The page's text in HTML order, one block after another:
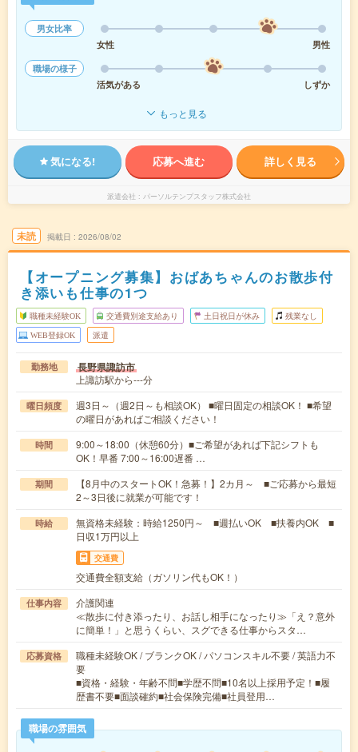
男女比率
女性
男性
職場の様子
活気がある
しずか
もっと見る
気になる! 応募へ進む 詳しく見る
派遣会社 パーソルテンプスタッフ株式会社
未読 掲載日 2026/08/02
【オープニング募集】おばあちゃんのお散歩付
き添いも仕事の1つ
職種未経験OK 交通費別途支給あり 土日祝日が休み 残業なし
WEB登録OK 派遣
勤務地 長野県諏訪市
上諏訪駅から---分
曜日頻度
週3日～（週2日～も相談OK） ■曜日固定の相談OK！ ■希望
の曜日があればご相談ください！
時間
9:00～18:00（休憩60分）■ご希望があれば下記シフトも
OK！早番 7:00～16:00遅番 …
期間
【8月中のスタートOK！急募！】2カ月～ ■ご応募から最短
2～3日後に就業が可能です！
時給
無資格未経験：時給1250円～ ■週払いOK ■扶養内OK ■
日収1万円以上
交通費
交通費全額支給（ガソリン代もOK！）
仕事内容
介護関連
≪散歩に付き添ったり、お話し相手になったり≫「え？意外
に簡単！」と思うくらい、スグできる仕事からスタ…
応募資格
職種未経験OK / ブランクOK / パソコンスキル不要 / 英語力不
要
■資格・経験・年齢不問■学歴不問■10名以上採用予定！■履
歴書不要■面談確約■社会保険完備■社員登用…
職場の雰囲気